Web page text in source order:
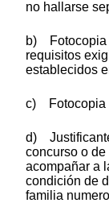
no hallarse
b) Fotocopia
requisitos
establecidos
c) Fotocopia
d)
concurso o
acompañar a
condición de
familia